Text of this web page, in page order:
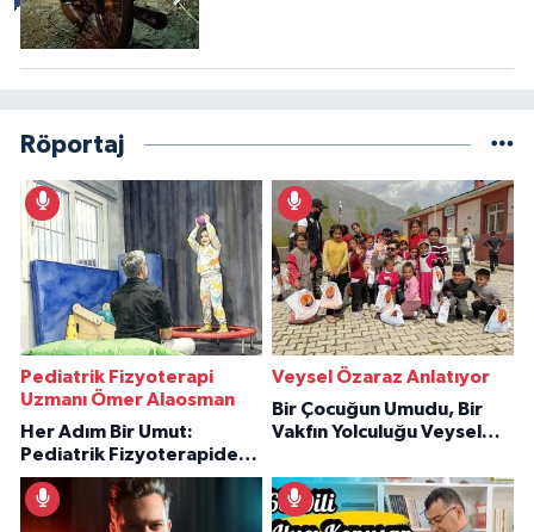
Röportaj
Pediatrik Fizyoterapi
Uzmanı Ömer Alaosman
Her Adım Bir Umut:
Pediatrik Fizyoterapiden
İlham Veren Hikâyeler
Veysel Özaraz Anlatıyor
Bir Çocuğun Umudu, Bir
Vakfın Yolculuğu Veysel